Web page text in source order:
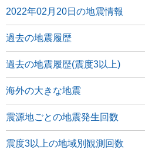
2022年02月20日の地震情報
過去の地震履歴
過去の地震履歴(震度3以上)
海外の大きな地震
震源地ごとの地震発生回数
震度3以上の地域別観測回数